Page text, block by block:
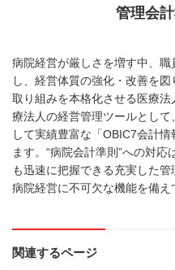
管理会
病院経営が厳しさを増す中、
し、経営体質の強化・改善を
取り組みを本格化させる医療
療法人の経営管理ツールとし
して実績豊富な「OBIC7会計
ます。“病院会計準則”への対
も迅速に把握できる充実した
病院経営に不可欠な機能を備え
関連するページ